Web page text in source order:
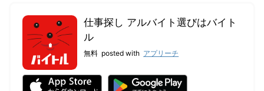
仕事探し アルバイト選びはバイト
ル
無料 posted with アプリーチ